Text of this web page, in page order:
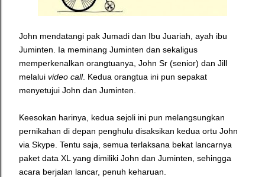
John mendatangi pak Jumadi dan Ibu Juariah, ayah ibu
Juminten. Ia meminang Juminten dan sekaligus
memperkenalkan orangtuanya, John Sr (senior) dan Jill
melalui video call. Kedua orangtua ini pun sepakat
menyetujui John dan Juminten.
Keesokan harinya, kedua sejoli ini pun melangsungkan
pernikahan di depan penghulu disaksikan kedua ortu John
via Skype. Tentu saja, semua terlaksana bekat lancarnya
paket data XL yang dimiliki John dan Juminten, sehingga
acara berjalan lancar, penuh keharuan.